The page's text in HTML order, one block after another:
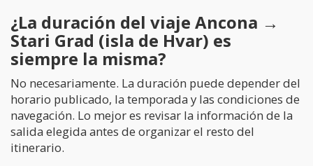
¿La duración del viaje Ancona →
Stari Grad (isla de Hvar) es
siempre la misma?
No necesariamente. La duración puede depender del
horario publicado, la temporada y las condiciones de
navegación. Lo mejor es revisar la información de la
salida elegida antes de organizar el resto del
itinerario.